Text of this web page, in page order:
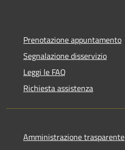
Prenotazione appuntamento
Segnalazione disservizio
Leggi le FAQ
Richiesta assistenza
Amministrazione trasparente